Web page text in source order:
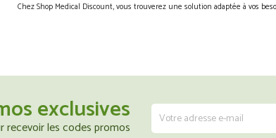
Chez Shop Medical Discount, vous trouverez une solution adaptée à vos
exclusives
recevoir les codes promos